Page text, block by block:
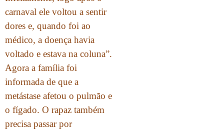
carnaval ele voltou a sentir
dores e, quando foi ao
médico, a doença havia
voltado e estava na coluna”.
Agora a família foi
informada de que a
metástase afetou o pulmão e
o fígado. O rapaz também
precisa passar por